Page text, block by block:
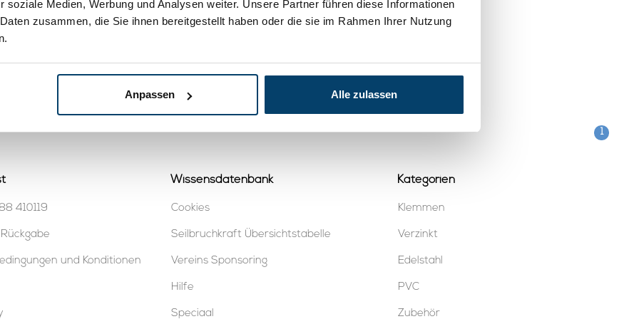
soziale Medien, Werbung und Analysen weiter. Unsere Partner führen diese Informationen
zusammen, die Sie ihnen bereitgestellt haben oder die sie im Rahmen Ihrer Nutzung
Anpassen Alle zulassen
verzinktes
37,45
1
410119
und Konditionen
Wissensdatenbank
Cookies
Seilbruchkraft Übersichtstabelle
Vereins Sponsoring
Hilfe
Speciaal
Kategorien
Klemmen
Verzinkt
Edelstahl
PVC
Zubehör